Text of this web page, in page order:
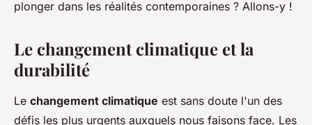
plonger dans les réalités contemporaines ? Allons-y !
Le changement climatique et la
durabilité
Le changement climatique est sans doute l'un des
défis les plus urgents auxquels nous faisons face. Les